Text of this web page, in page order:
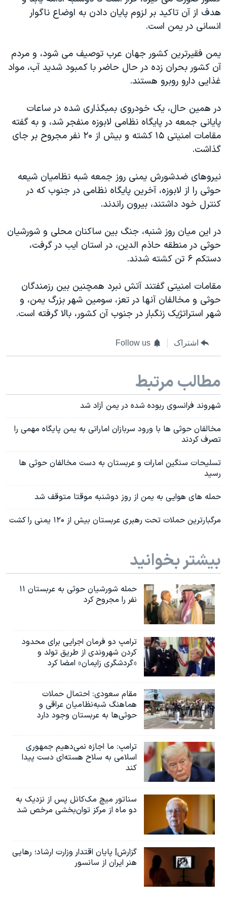
نرگس محمدی برنده جایزه نوبل صلح
صفحه‌های ویژه
سفر پرزیدنت ترامپ به چین
هدف از آن تاکید بر لزوم پایان دادن به اوضاع ناگوار
انسانی در یمن است.
یمن فقیرترین کشور جهان عرب توصیف می شود، و مردم
آن کشور بحران زده در حال حاضر با کمبود شدید آب، مواد
غذایی دارو روبرو هستند.
در همین حال، یک خودروی بمبگذاری شده در ساعات
پایانی جمعه در پایگاه نظامی لابوزه منفجر شد، و به گفته
مقامات امنیتی ۱۵ کشته و بیش از ۲۰ نفر مجروح بر جای
گذاشت.
نیروهای ضدشورش یمنی روز جمعه شبه نظامیان شیعه
حوثی را از لابوزه، آخرین پایگاه نظامی در جنوب که در
کنترل خود داشتند، بیرون راندند.
در این میان روز شنبه، جنگ بین ساکنان محلی و شورشیان
حوثی در منطقه حاذم الدین، در استان ایب در گرفت،
دستکم ۶ تن کشته شدند.
مقامات امنیتی گفتند آتش نبرد همچنین بین رزمندگان
حوثی و مخالفان آنها در تعز، سومین شهر بزرگ یمن، و
شهر استراتژیک زنگبار در جنوب آن کشور، بالا گرفته است.
اشتراک Follow us
مطالب مرتبط
شهروند فرانسوی ربوده شده در یمن آزاد شد
مخالفان حوثی ها با ورود سربازان اماراتی به یمن پایگاه مهمی را
تصرف کردند
تسلیحات سنگین امارات و عربستان به دست مخالفان حوثی ها
رسید
حمله های هوایی به یمن از روز دوشنبه موقتا متوقف شد
مرگبارترین حملات تحت رهبری عربستان بیش از ۱۲۰ یمنی را کشت
بیشتر بخوانید
حمله شورشیان حوثی به عربستان ۱۱
نفر را مجروح کرد
ترامپ دو فرمان اجرایی برای محدود
کردن شهروندی از طریق تولد و
«گردشگری زایمان» امضا کرد
مقام سعودی: احتمال حملات
هماهنگ شبه‌نظامیان عراقی و
حوثی‌ها به عربستان وجود دارد
ترامپ: ما اجازه نمی‌دهیم جمهوری
اسلامی به سلاح هسته‌ای دست پیدا
کند
سناتور میچ مک‌کانل پس از نزدیک به
دو ماه از مرکز توان‌بخشی مرخص شد
گزارش| پایان اقتدار وزارت ارشاد؛ رهایی
هنر ایران از سانسور